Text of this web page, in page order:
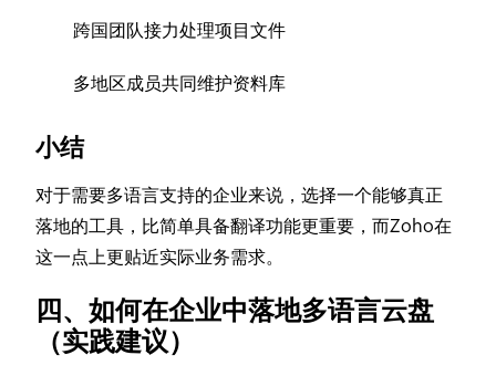
跨国团队接力处理项目文件
多地区成员共同维护资料库
小结
对于需要多语言支持的企业来说，选择一个能够真正
落地的工具，比简单具备翻译功能更重要，而Zoho在
这一点上更贴近实际业务需求。
四、如何在企业中落地多语言云盘
（实践建议）